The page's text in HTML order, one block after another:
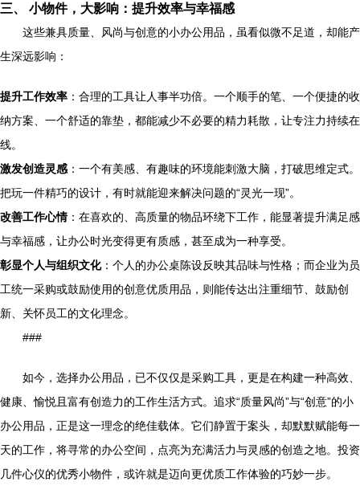
三、 小物件，大影响：提升效率与幸福感
这些兼具质量、风尚与创意的小办公用品，虽看似微不足道，却能产
生深远影响：
提升工作效率 ：合理的工具让人事半功倍。一个顺手的笔、一个便捷的收
纳方案、一个舒适的靠垫，都能减少不必要的精力耗散，让专注力持续在
线。
激发创造灵感 ：一个有美感、有趣味的环境能刺激大脑，打破思维定式。
把玩一件精巧的设计，有时就能迎来解决问题的“灵光一现”。
改善工作心情：在喜欢的、高质量的物品环绕下工作，能显著提升满足感
与幸福感，让办公时光变得更有质感，甚至成为一种享受。
彰显个人与组织文化：个人的办公桌陈设反映其品味与性格；而企业为员
工统一采购或鼓励使用的创意优质用品，则能传达出注重细节、鼓励创
新、关怀员工的文化理念。
###
如今，选择办公用品，已不仅仅是采购工具，更是在构建一种高效、
健康、愉悦且富有创造力的工作生活方式。追求“质量风尚”与“创意”的小
办公用品，正是这一理念的绝佳载体。它们静置于案头，却默默赋能每一
天的工作，将寻常的办公空间，点亮为充满活力与灵感的创造之地。投资
几件心仪的优秀小物件，或许就是迈向更优质工作体验的巧妙一步。